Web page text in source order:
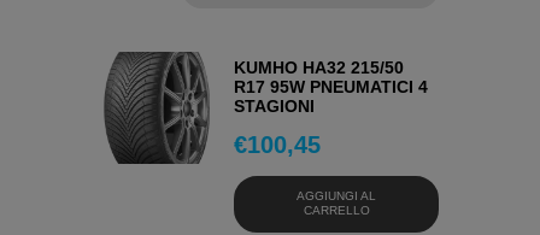
KUMHO HA32 215/50
R17 95W PNEUMATICI 4
STAGIONI
€100,45
AGGIUNGI AL
CARRELLO